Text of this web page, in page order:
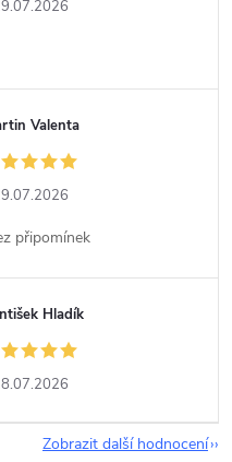
Valenta
připomínek
Hladík
Zobrazit další hodnocení